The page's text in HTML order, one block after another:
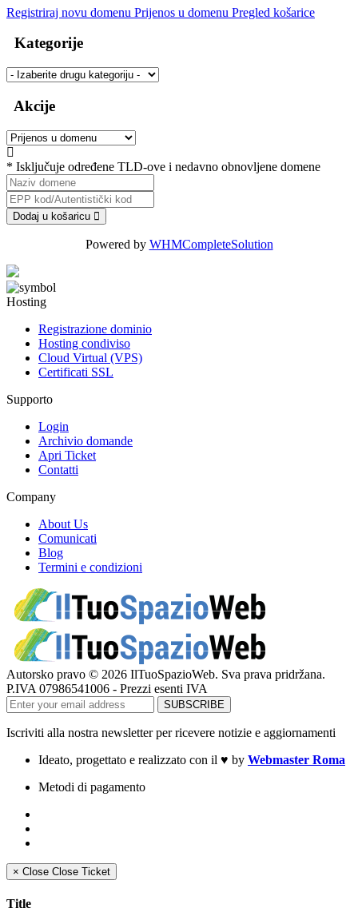
Registriraj novu domenu Prijenos u domenu Pregled košarice
Kategorije
Akcije
* Isključuje određene TLD-ove i nedavno obnovljene domene
Dodaj u košaricu
Powered by WHMCompleteSolution
Hosting
Registrazione dominio
Hosting condiviso
Cloud Virtual (VPS)
Certificati SSL
Supporto
Login
Archivio domande
Apri Ticket
Contatti
Company
About Us
Comunicati
Blog
Termini e condizioni
Autorsko pravo © 2026 IlTuoSpazioWeb. Sva prava pridržana.
P.IVA 07986541006 - Prezzi esenti IVA
Iscriviti alla nostra newsletter per ricevere notizie e aggiornamenti
Ideato, progettato e realizzato con il ♥ by Webmaster Roma
Metodi di pagamento
× Close Close Ticket
Title